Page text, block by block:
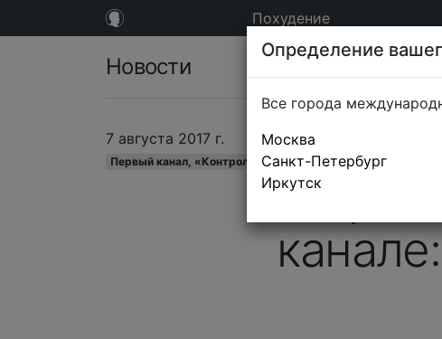
Похудение
Новости
7 августа 2017 г.
Первый канал, «Контрольная закупка»
Андрей
Определение
Все города
Москва
Санкт-Петербург
Иркутск